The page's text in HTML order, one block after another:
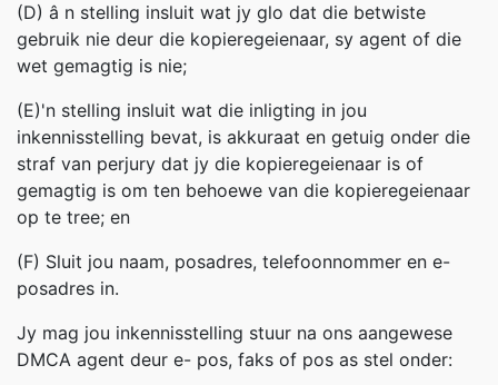
(D) â n stelling insluit wat jy glo dat die betwiste
gebruik nie deur die kopieregeienaar, sy agent of die
wet gemagtig is nie;
(E)'n stelling insluit wat die inligting in jou
inkennisstelling bevat, is akkuraat en getuig onder die
straf van perjury dat jy die kopieregeienaar is of
gemagtig is om ten behoewe van die kopieregeienaar
op te tree; en
(F) Sluit jou naam, posadres, telefoonnommer en e-
posadres in.
Jy mag jou inkennisstelling stuur na ons aangewese
DMCA agent deur e- pos, faks of pos as stel onder: